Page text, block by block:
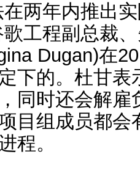
在两年内推出
歌工程副总裁
Dugan)在
下的。杜甘
同时还会解
目组成员都
程。